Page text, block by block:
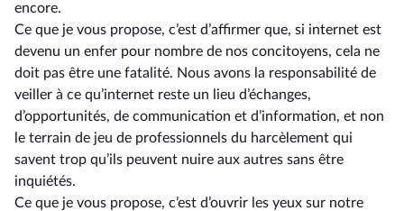
encore.
Ce que je vous propose, c’est d’affirmer que, si internet est
devenu un enfer pour nombre de nos concitoyens, cela ne
doit pas être une fatalité. Nous avons la responsabilité de
veiller à ce qu’internet reste un lieu d’échanges,
d’opportunités, de communication et d’information, et non
le terrain de jeu de professionnels du harcèlement qui
savent trop qu’ils peuvent nuire aux autres sans être
inquiétés.
Ce que je vous propose, c’est d’ouvrir les yeux sur notre